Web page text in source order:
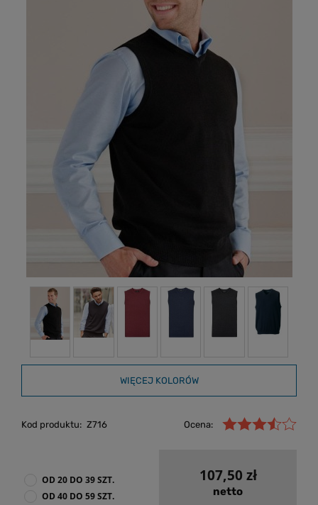
WIĘCEJ KOLORÓW
Kod produktu: Z716 Ocena:
107,50 zł
netto
OD 20 DO 39 SZT.
OD 40 DO 59 SZT.